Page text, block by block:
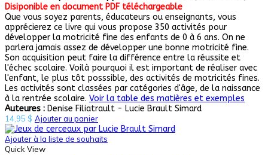
Disiponible en document PDF téléchargeable
Que vous soyez parents, éducateurs ou enseignants, vous
apprécierez ce livre qui vous propose 350 activités pour
développer la motricité fine des enfants de 0 à 6 ans. On ne
parlera jamais assez de développer une bonne motricité fine.
Son acquisition peut faire la différence entre la réussite et
l'échec scolaire. Voilà pourquoi il est important de réaliser avec
l'enfant, le plus tôt posssible, des activités de motricités fines.
Les activités sont classées par catégories d'âge, de la naissance
à la rentrée scolaire. Voir la table des matières et exemples
Auteures : Denise Filiatrault - Lucie Brault Simard
14,95 $ Ajouter au panier
Ajouter à la liste de souhaits
Quick View